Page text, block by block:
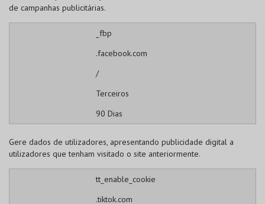
de campanhas publicitárias.
_fbp
.facebook.com
/
Terceiros
90 Dias
Gere dados de utilizadores, apresentando publicidade digital a
utilizadores que tenham visitado o site anteriormente.
tt_enable_cookie
.tiktok.com